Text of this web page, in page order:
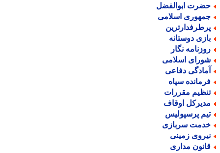
ابوالفضل
اسلامی
دوستانه
نگار
اسلامی
دفاعی
سپاه
مقررات
اوقاف
پرسپولیس
سربازی
زمینی
مداری